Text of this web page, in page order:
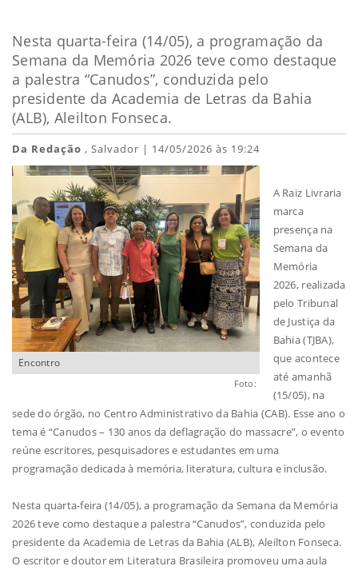
Nesta quarta-feira (14/05), a programação da
Semana da Memória 2026 teve como destaque
a palestra “Canudos”, conduzida pelo
presidente da Academia de Letras da Bahia
(ALB), Aleilton Fonseca.
Da Redação , Salvador | 14/05/2026 às 19:24
Encontro
Foto:
A Raiz Livraria
marca
presença na
Semana da
Memória
2026, realizada
pelo Tribunal
de Justiça da
Bahia (TJBA),
que acontece
até amanhã
(15/05), na
sede do órgão, no Centro Administrativo da Bahia (CAB). Esse ano o
tema é “Canudos – 130 anos da deflagração do massacre”, o evento
reúne escritores, pesquisadores e estudantes em uma
programação dedicada à memória, literatura, cultura e inclusão.
Nesta quarta-feira (14/05), a programação da Semana da Memória
2026 teve como destaque a palestra “Canudos”, conduzida pelo
presidente da Academia de Letras da Bahia (ALB), Aleilton Fonseca.
O escritor e doutor em Literatura Brasileira promoveu uma aula